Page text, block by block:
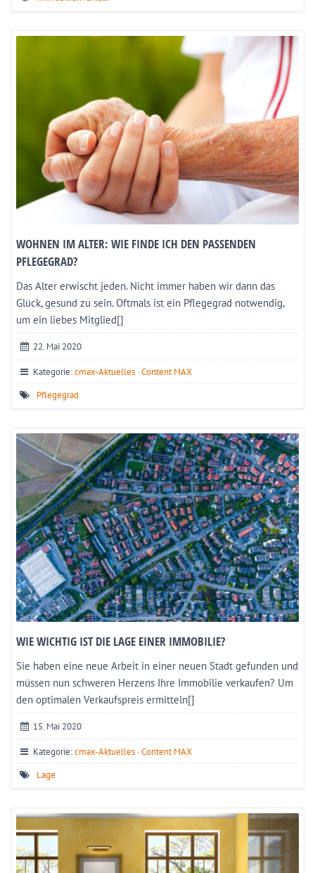
WOHNEN IM ALTER: WIE FINDE ICH DEN PASSENDEN
PFLEGEGRAD?
Das Alter erwischt jeden. Nicht immer haben wir dann das
Glück, gesund zu sein. Oftmals ist ein Pflegegrad notwendig,
um ein liebes Mitglied[]
22. Mai 2020
Kategorie:cmax-Aktuelles ·Content MAX
Pflegegrad
WIE WICHTIG IST DIE LAGE EINER IMMOBILIE?
Sie haben eine neue Arbeit in einer neuen Stadt gefunden und
müssen nun schweren Herzens Ihre Immobilie verkaufen? Um
den optimalen Verkaufspreis ermitteln[]
15. Mai 2020
Kategorie:cmax-Aktuelles ·Content MAX
Lage